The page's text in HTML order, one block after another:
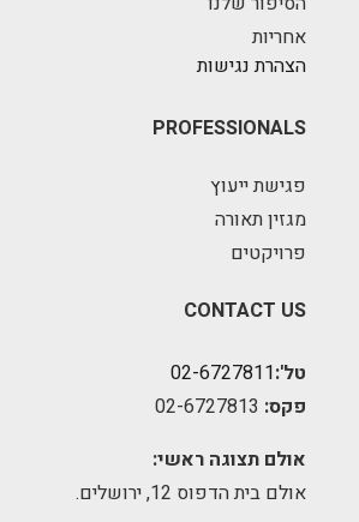
אחריות
הצהרת נגישות
PROFESSIONALS
פגישת ייעוץ
מגזין תאורה
פרויקטים
CONTACT US
טל':02-6727811
פקס:
אולם תצוגה ראשי:
אולם בית הדפוס 12, ירושלים.